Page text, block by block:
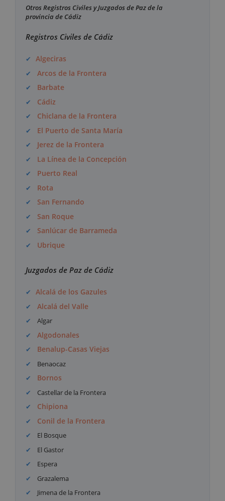
Otros Registros Civiles y Juzgados de Paz de la
provincia de Cádiz
Registros Civiles de Cádiz
Algeciras
Arcos de la Frontera
Barbate
Cádiz
Chiclana de la Frontera
El Puerto de Santa María
Jerez de la Frontera
La Línea de la Concepción
Puerto Real
Rota
San Fernando
San Roque
Sanlúcar de Barrameda
Ubrique
Juzgados de Paz de Cádiz
Alcalá de los Gazules
Alcalá del Valle
Algar
Algodonales
Benalup-Casas Viejas
Benaocaz
Bornos
Castellar de la Frontera
Chipiona
Conil de la Frontera
El Bosque
El Gastor
Espera
Grazalema
Jimena de la Frontera